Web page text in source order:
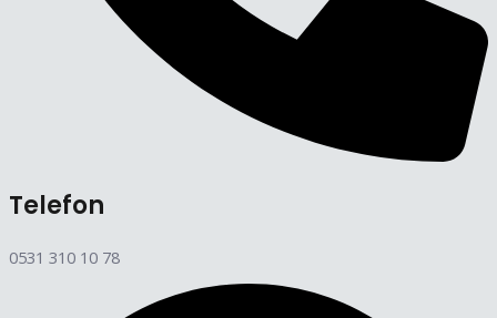
Telefon
0531 310 10 78